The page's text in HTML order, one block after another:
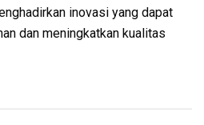
inovasi yang dapat
dan meningkatkan kualitas